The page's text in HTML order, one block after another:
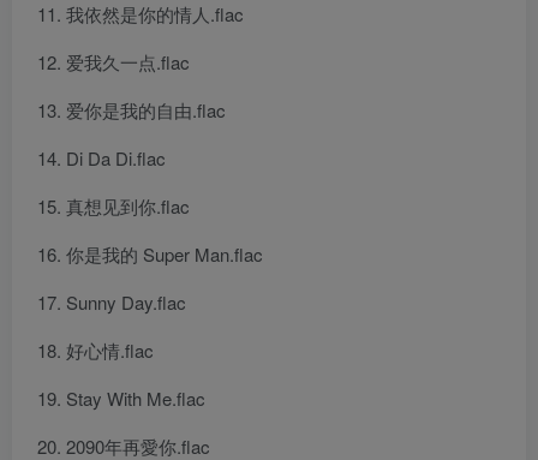
我依然是你的情人.flac
爱我久一点.flac
爱你是我的自由.flac
Di Da Di.flac
真想见到你.flac
你是我的 Super Man.flac
Sunny Day.flac
好心情.flac
Stay With Me.flac
2090年再愛你.flac